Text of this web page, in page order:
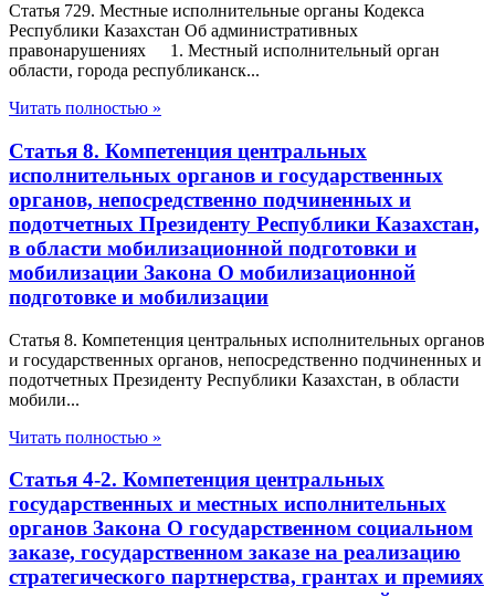
Статья 729. Местные исполнительные органы Кодекса
Республики Казахстан Об административных
правонарушениях 1. Местный исполнительный орган
области, города республиканск...
Читать полностью »
Статья 8. Компетенция центральных
исполнительных органов и государственных
органов, непосредственно подчиненных и
подотчетных Президенту Республики Казахстан,
в области мобилизационной подготовки и
мобилизации Закона О мобилизационной
подготовке и мобилизации
Статья 8. Компетенция центральных исполнительных органов
и государственных органов, непосредственно подчиненных и
подотчетных Президенту Республики Казахстан, в области
мобили...
Читать полностью »
Статья 4-2. Компетенция центральных
государственных и местных исполнительных
органов Закона О государственном социальном
заказе, государственном заказе на реализацию
стратегического партнерства, грантах и премиях